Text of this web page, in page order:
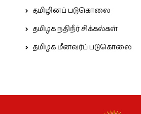
தமிழினப் படுகொலை
தமிழக நதிநீர் சிக்கல்கள்
தமிழக மீனவர்ப் படுகொலை